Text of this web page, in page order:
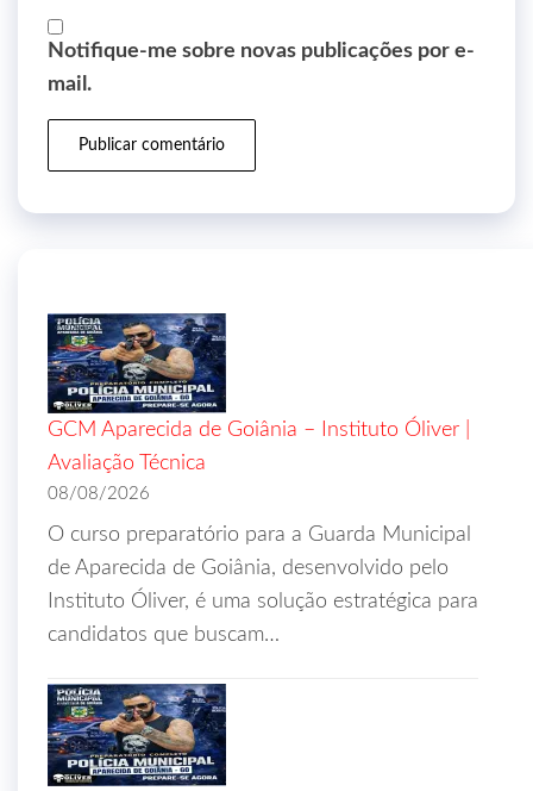
Notifique-me sobre novas publicações por e-
mail.
GCM Aparecida de Goiânia – Instituto Óliver |
Avaliação Técnica
08/08/2026
O curso preparatório para a Guarda Municipal
de Aparecida de Goiânia, desenvolvido pelo
Instituto Óliver, é uma solução estratégica para
candidatos que buscam…